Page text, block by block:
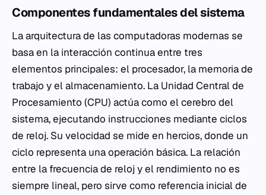
Componentes fundamentales del sistema
La arquitectura de las computadoras modernas se
basa en la interacción continua entre tres
elementos principales: el procesador, la memoria de
trabajo y el almacenamiento. La Unidad Central de
Procesamiento (CPU) actúa como el cerebro del
sistema, ejecutando instrucciones mediante ciclos
de reloj. Su velocidad se mide en hercios, donde un
ciclo representa una operación básica. La relación
entre la frecuencia de reloj y el rendimiento no es
siempre lineal, pero sirve como referencia inicial de